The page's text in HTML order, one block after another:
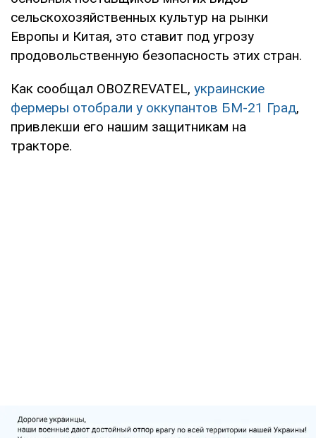
сельскохозяйственных культур на рынки
Европы и Китая, это ставит под угрозу
продовольственную безопасность этих стран.
Как сообщал OBOZREVATEL, украинские
фермеры отобрали у оккупантов БМ-21 Град,
привлекши его нашим защитникам на
тракторе.